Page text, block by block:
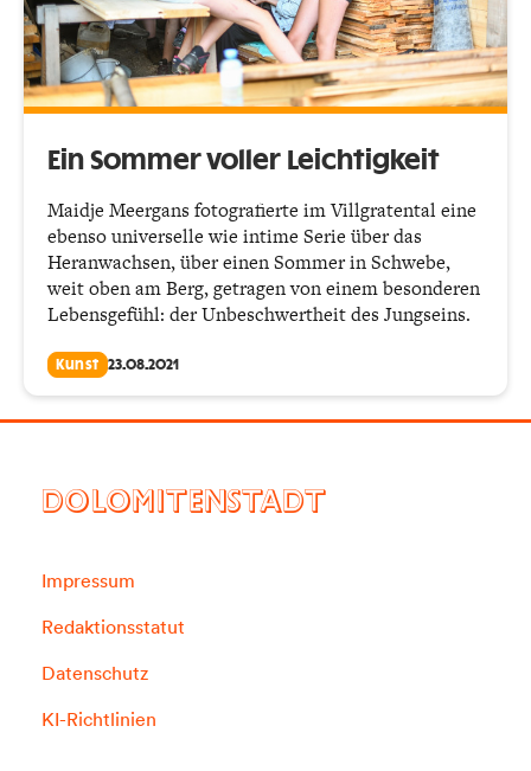
Ein Sommer voller Leichtigkeit
Maidje Meergans fotografierte im Villgratental eine
ebenso universelle wie intime Serie über das
Heranwachsen, über einen Sommer in Schwebe,
weit oben am Berg, getragen von einem besonderen
Lebensgefühl: der Unbeschwertheit des Jungseins.
Kunst 23.08.2021
DOLOMITENSTADT
Impressum
Redaktionsstatut
Datenschutz
KI-Richtlinien